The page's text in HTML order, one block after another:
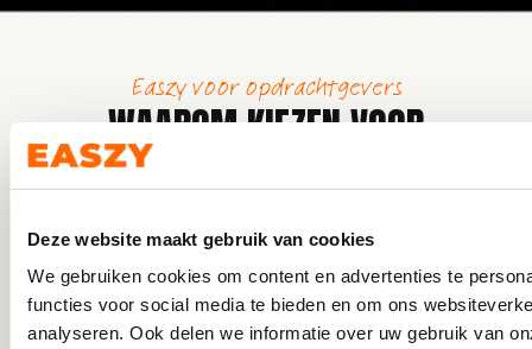
Deze website maakt gebruik van cookies
We gebruiken cookies om content en advertenties te
functies voor social media te bieden en om ons
analyseren. Ook delen we informatie over uw gebruik van
Easzy voor opdrachtgevers
WAAROM KIEZEN VOOR
UITZENDBUREAU EASZY VOOR
HOSTESSES IN GRONINGEN?
organisaties in Groningen vertrouwen
op Easzy vanwege de snelheid, kwaliteit en het
gemak. Waar traditionele bureaus vaak dagen of